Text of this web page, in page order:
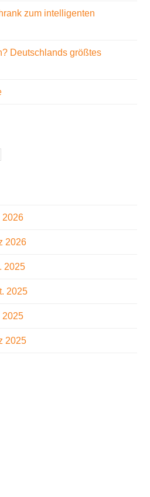
zum intelligenten
Deutschlands größtes
2026
2026
2025
2025
2025
2025